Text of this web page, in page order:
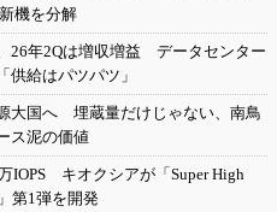
機を分解
26年2Qは増収増益 データセンター
供給はパツパツ」
大国へ 埋蔵量だけじゃない、南鳥
ス泥の価値
IOPS キオクシアが「Super High
第1弾を開発